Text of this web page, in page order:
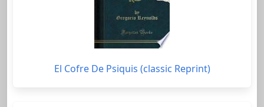
El Cofre De Psiquis (classic Reprint)